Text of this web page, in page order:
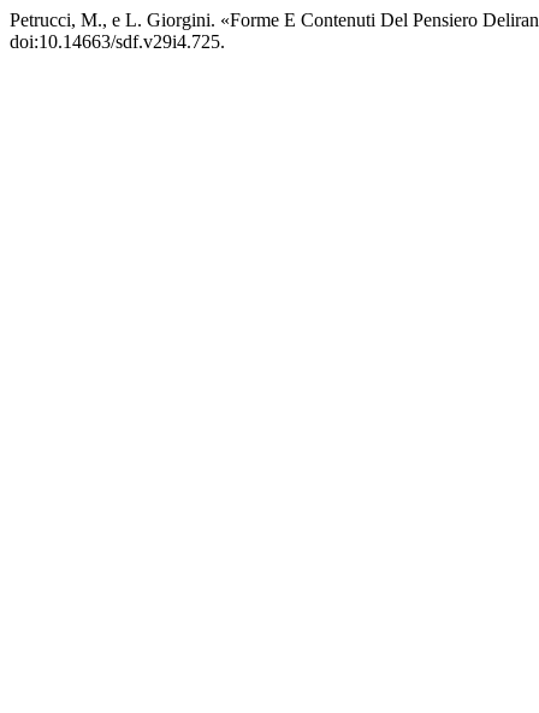
Petrucci, M., e L. Giorgini. «Forme E Contenuti Del Pensiero
doi:10.14663/sdf.v29i4.725.